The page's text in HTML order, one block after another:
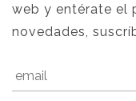
web y entérate el
novedades,